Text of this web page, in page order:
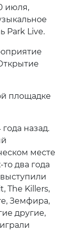
июля,
Park Live.
площадке
назад.
месте
два года
The Killers,
Земфира,
другие,